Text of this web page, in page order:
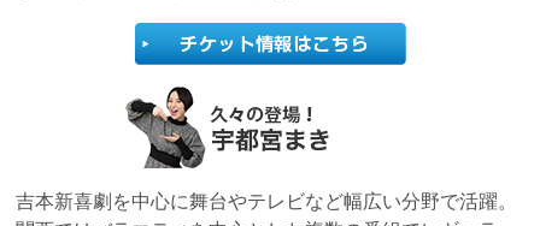
吉本新喜劇を中心に舞台やテレビなど幅広い分野で活躍。